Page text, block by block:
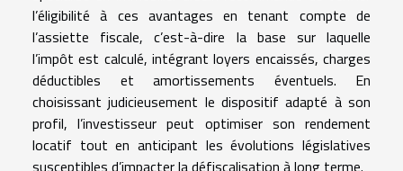
l’éligibilité à ces avantages en tenant compte de
l’assiette fiscale, c’est-à-dire la base sur laquelle
l’impôt est calculé, intégrant loyers encaissés, charges
déductibles et amortissements éventuels. En
choisissant judicieusement le dispositif adapté à son
profil, l’investisseur peut optimiser son rendement
locatif tout en anticipant les évolutions législatives
susceptibles d’impacter la défiscalisation à long terme.